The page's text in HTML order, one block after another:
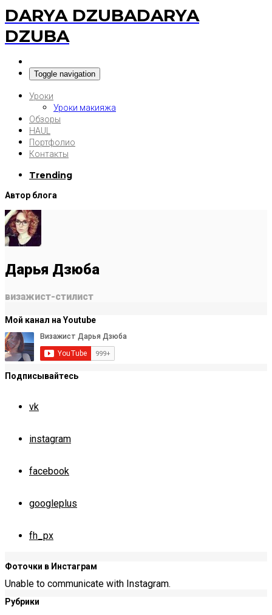
DARYA DZUBADARYA
DZUBA
Toggle navigation
Уроки
Уроки макияжа
Обзоры
HAUL
Портфолио
Контакты
Trending
Автор блога
Дарья Дзюба
визажист-стилист
Мой канал на Youtube
Подписывайтесь
vk
instagram
facebook
googleplus
fh_px
Фоточки в Инстаграм
Unable to communicate with Instagram.
Рубрики